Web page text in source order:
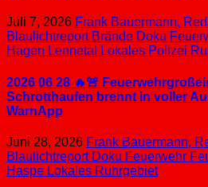
Juli 7, 2026 Frank Bauermann,
Blaulichtreport Brände Doku
Hagen Lennetal Lokales Polizei
2026 06 28 🔥🚨
Schrotthaufen brennt in voller
WarnApp
Juni 28, 2026 Frank Bauermann,
Blaulichtreport Doku Feuerwehr
Haspe Lokales Ruhrgebiet